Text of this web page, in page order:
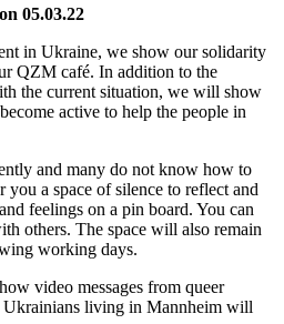
05.03.22
in Ukraine, we show our solidarity
QZM café. In addition to the
the current situation, we will show
active to help the people in
and many do not know how to
a space of silence to reflect and
feelings on a pin board. You can
others. The space will also remain
working days.
video messages from queer
living in Mannheim will